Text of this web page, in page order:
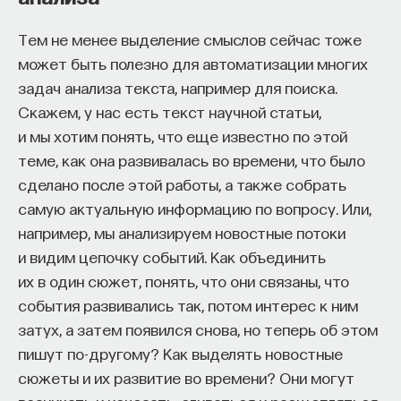
Тем не менее выделение смыслов сейчас тоже
может быть полезно для автоматизации многих
задач анализа текста, например для поиска.
Скажем, у нас есть текст научной статьи,
и мы хотим понять, что еще известно по этой
теме, как она развивалась во времени, что было
сделано после этой работы, а также собрать
самую актуальную информацию по вопросу. Или,
например, мы анализируем новостные потоки
и видим цепочку событий. Как объединить
их в один сюжет, понять, что они связаны, что
события развивались так, потом интерес к ним
затух, а затем появился снова, но теперь об этом
пишут по-другому? Как выделять новостные
сюжеты и их развитие во времени? Они могут
ПАРТНЁР ПРОЕКТА
Что такое партнёрский материал?
Внеси свой вклад в дело